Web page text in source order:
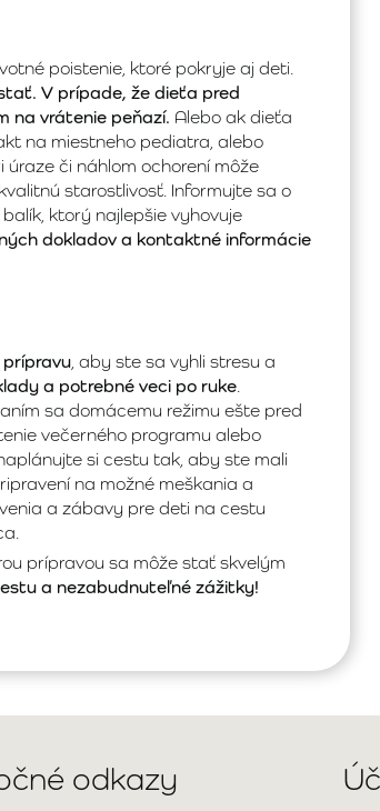
poistenie, ktoré pokryje aj deti.
V prípade, že dieťa pred
na vrátenie peňazí. Alebo ak dieťa
na miestneho pediatra, alebo
či náhlom ochorení môže
starostlivosť. Informujte sa o
ktorý najlepšie vyhovuje
dokladov a kontaktné informácie
, aby ste sa vyhli stresu a
a potrebné veci po ruke.
sa domácemu režimu ešte pred
večerného programu alebo
si cestu tak, aby ste mali
na možné meškania a
a zábavy pre deti na cestu
prípravou sa môže stať skvelým
a nezabudnuteľné zážitky!
odkazy